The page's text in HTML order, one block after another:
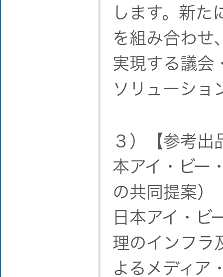
します。新
を組み合わせ
実現する議会
ソリューショ
３）【参考出
本アイ・ビー
の共同提案）
日本アイ・
理のインフ
よるメディア